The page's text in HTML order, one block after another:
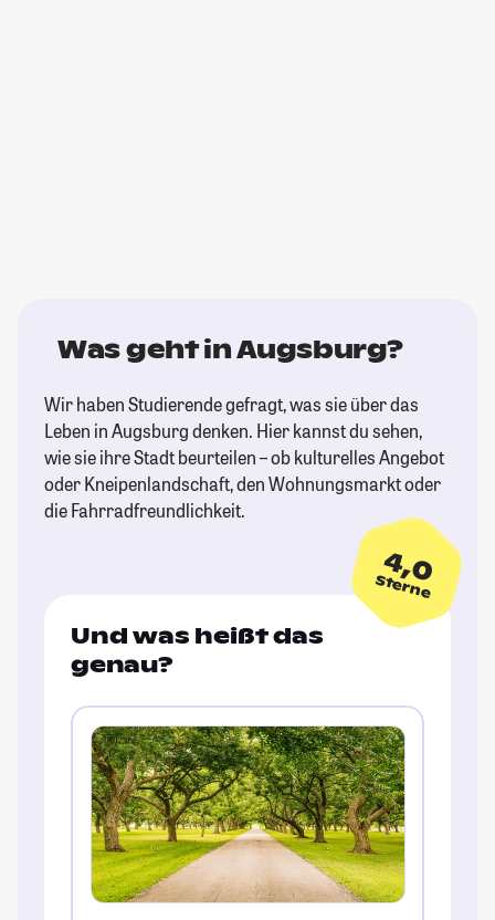
Was geht in Augsburg?
Wir haben Studierende gefragt, was sie über das
Leben in Augsburg denken. Hier kannst du sehen,
wie sie ihre Stadt beurteilen – ob kulturelles Angebot
oder Kneipenlandschaft, den Wohnungsmarkt oder
die Fahrradfreundlichkeit.
4,0
Sterne
Und was heißt das
genau?